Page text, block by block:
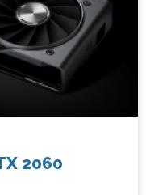
2060